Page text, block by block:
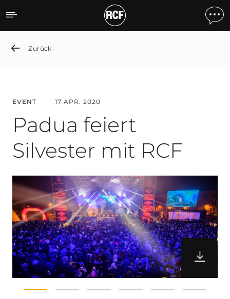
Padua Celebrates the
Zurück
EVENT 17 APR. 2020
Padua feiert
Silvester mit RCF